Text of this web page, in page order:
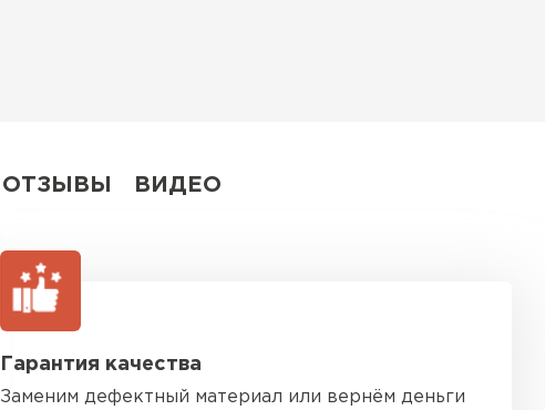
ОТЗЫВЫ ВИДЕО
Гарантия качества
Заменим дефектный материал или вернём деньги